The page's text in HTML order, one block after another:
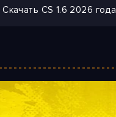
Скачать CS 1.6 2026 года